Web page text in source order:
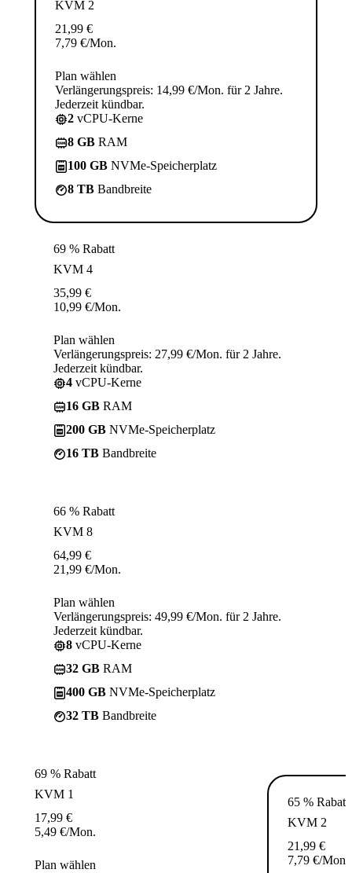
KVM 2
21,99 €
7,79 €/Mon.
Plan wählen
Verlängerungspreis: 14,99 €/Mon. für 2 Jahre.
Jederzeit kündbar.
2 vCPU-Kerne
8 GB RAM
100 GB NVMe-Speicherplatz
8 TB Bandbreite
69 % Rabatt
KVM 4
35,99 €
10,99 €/Mon.
Plan wählen
Verlängerungspreis: 27,99 €/Mon. für 2 Jahre.
Jederzeit kündbar.
4 vCPU-Kerne
16 GB RAM
200 GB NVMe-Speicherplatz
16 TB Bandbreite
66 % Rabatt
KVM 8
64,99 €
21,99 €/Mon.
Plan wählen
Verlängerungspreis: 49,99 €/Mon. für 2 Jahre.
Jederzeit kündbar.
8 vCPU-Kerne
32 GB RAM
400 GB NVMe-Speicherplatz
32 TB Bandbreite
69 % Rabatt
KVM 1
17,99 €
5,49 €/Mon.
Plan wählen
65 % Rabatt
KVM 2
21,99 €
7,79 €/Mon.